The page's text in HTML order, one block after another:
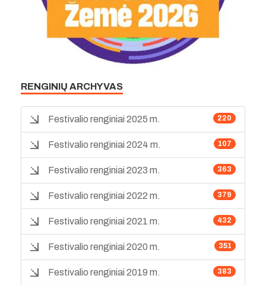
RENGINIŲ ARCHYVAS
220
Festivalio renginiai 2025 m.
107
Festivalio renginiai 2024 m.
363
Festivalio renginiai 2023 m.
379
Festivalio renginiai 2022 m.
432
Festivalio renginiai 2021 m.
351
Festivalio renginiai 2020 m.
383
Festivalio renginiai 2019 m.